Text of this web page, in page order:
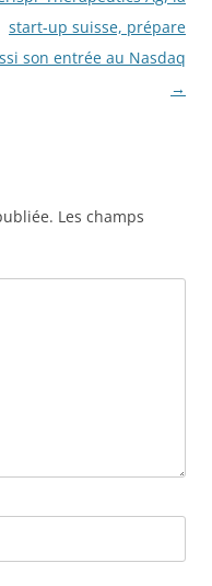
start-up suisse, prépare
son entrée au Nasdaq
→
Les champs